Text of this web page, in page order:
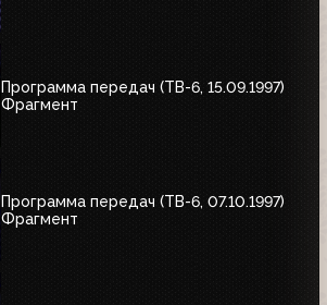
Программа передач (ТВ-6, 15.09.1997)
Фрагмент
Программа передач (ТВ-6, 07.10.1997)
Фрагмент